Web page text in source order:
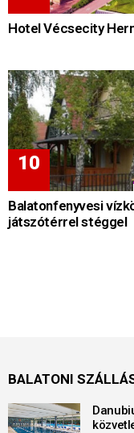
Hotel Vécsecity
Balatonfenyvesi
játszótérrel stéggel
BALATONI